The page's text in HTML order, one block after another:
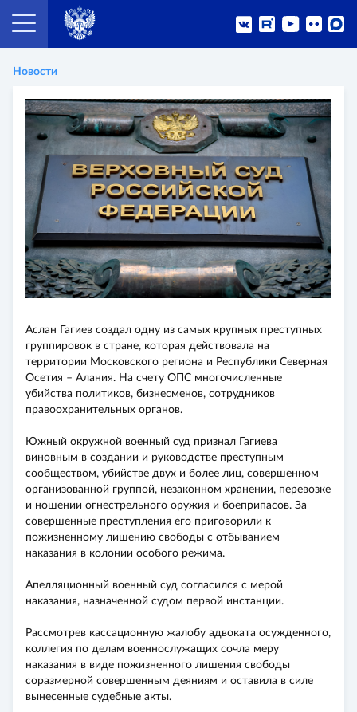
Новости
Аслан Гагиев создал одну из самых крупных преступных
группировок в стране, которая действовала на
территории Московского региона и Республики Северная
Осетия – Алания. На счету ОПС многочисленные
убийства политиков, бизнесменов, сотрудников
правоохранительных органов.
Южный окружной военный суд признал Гагиева
виновным в создании и руководстве преступным
сообществом, убийстве двух и более лиц, совершенном
организованной группой, незаконном хранении, перевозке
и ношении огнестрельного оружия и боеприпасов. За
совершенные преступления его приговорили к
пожизненному лишению свободы с отбыванием
наказания в колонии особого режима.
Апелляционный военный суд согласился с мерой
наказания, назначенной судом первой инстанции.
Рассмотрев кассационную жалобу адвоката осужденного,
коллегия по делам военнослужащих сочла меру
наказания в виде пожизненного лишения свободы
соразмерной совершенным деяниям и оставила в силе
вынесенные судебные акты.